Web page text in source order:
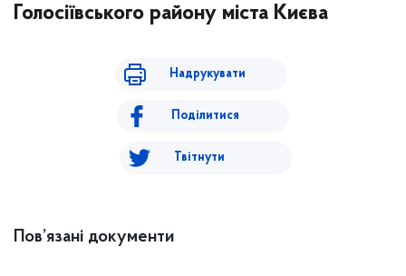
Голосіївського району міста Києва
Надрукувати
Поділитися
Твітнути
Пов’язані документи